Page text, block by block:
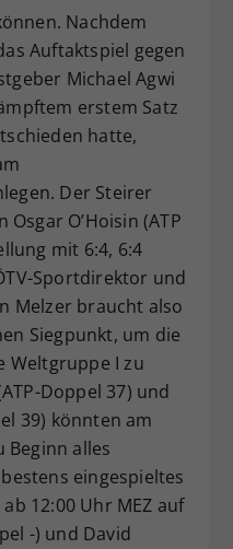
Nachdem
Auftaktspiel gegen
Michael Agwi
erstem Satz
hatte,
Der Steirer
Osgar O’Hoisin (ATP
mit 6:4, 6:4
Sportdirektor und
Melzer braucht also
Siegpunkt, um die
Weltgruppe I zu
Doppel 37) und
39) könnten am
Beginn alles
eingespieltes
12:00 Uhr MEZ auf
-) und David
Ihre Consent-
Unter anderem eine
ID, für die
Ihrer
Einstellungen, falls der
dies eingestellt